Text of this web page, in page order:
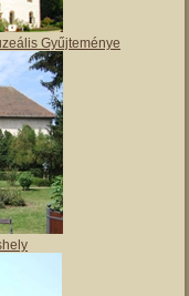
Gyűjteménye